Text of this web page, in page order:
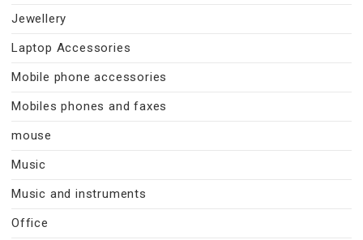
Jewellery
Laptop Accessories
Mobile phone accessories
Mobiles phones and faxes
mouse
Music
Music and instruments
Office